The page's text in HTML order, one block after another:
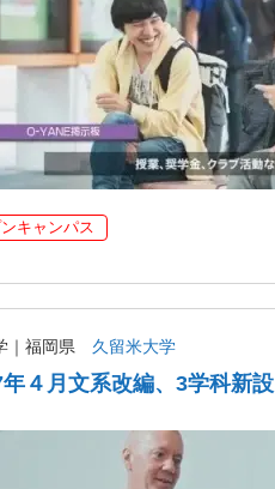
キャンパス
｜福岡県 久留米大学
４月文系改編、3学科新設